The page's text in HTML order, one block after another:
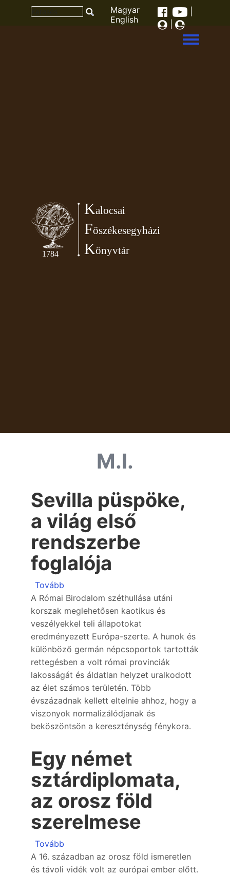
Magyar
English
Toggle
M.I.
Sevilla püspöke,
a világ első
rendszerbe
foglalója
Tovább
A Római Birodalom széthullása utáni
korszak meglehetősen kaotikus és
veszélyekkel teli állapotokat
eredményezett Európa-szerte. A hunok és
különböző germán népcsoportok tartották
rettegésben a volt római provinciák
lakosságát és áldatlan helyzet uralkodott
az élet számos területén. Több
évszázadnak kellett eltelnie ahhoz, hogy a
viszonyok normalizálódjanak és
beköszöntsön a kereszténység fénykora.
Egy német
sztárdiplomata,
az orosz föld
szerelmese
Tovább
A 16. században az orosz föld ismeretlen
és távoli vidék volt az európai ember előtt.